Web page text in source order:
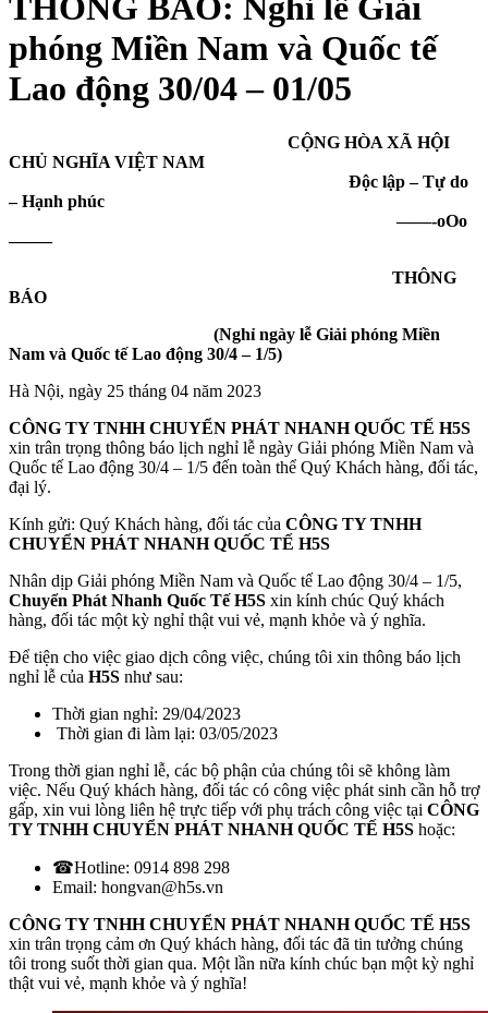
THÔNG BÁO: Nghỉ lễ Giải
phóng Miền Nam và Quốc tế
Lao động 30/04 – 01/05
CỘNG HÒA XÃ HỘI
CHỦ NGHĨA VIỆT NAM
Độc lập – Tự do
– Hạnh phúc
——-oOo
——–
THÔNG
BÁO
(Nghỉ ngày lễ Giải phóng Miền
Nam và Quốc tế Lao động 30/4 – 1/5)
Hà Nội, ngày 25 tháng 04 năm 2023
CÔNG TY TNHH CHUYỂN PHÁT NHANH QUỐC TẾ H5S
xin trân trọng thông báo lịch nghỉ lễ ngày Giải phóng Miền Nam và
Quốc tế Lao động 30/4 – 1/5 đến toàn thể Quý Khách hàng, đối tác,
đại lý.
Kính gửi: Quý Khách hàng, đối tác của CÔNG TY TNHH
CHUYỂN PHÁT NHANH QUỐC TẾ H5S
Nhân dịp Giải phóng Miền Nam và Quốc tế Lao động 30/4 – 1/5,
Chuyển Phát Nhanh Quốc Tế H5S xin kính chúc Quý khách
hàng, đối tác một kỳ nghỉ thật vui vẻ, mạnh khỏe và ý nghĩa.
Để tiện cho việc giao dịch công việc, chúng tôi xin thông báo lịch
nghỉ lễ của H5S như sau:
Thời gian nghỉ: 29/04/2023
Thời gian đi làm lại: 03/05/2023
Trong thời gian nghỉ lễ, các bộ phận của chúng tôi sẽ không làm
việc. Nếu Quý khách hàng, đối tác có công việc phát sinh cần hỗ trợ
gấp, xin vui lòng liên hệ trực tiếp với phụ trách công việc tại CÔNG
TY TNHH CHUYỂN PHÁT NHANH QUỐC TẾ H5S hoặc:
☎Hotline: 0914 898 298
Email: hongvan@h5s.vn
CÔNG TY TNHH CHUYỂN PHÁT NHANH QUỐC TẾ H5S
xin trân trọng cảm ơn Quý khách hàng, đối tác đã tin tưởng chúng
tôi trong suốt thời gian qua. Một lần nữa kính chúc bạn một kỳ nghỉ
thật vui vẻ, mạnh khỏe và ý nghĩa!